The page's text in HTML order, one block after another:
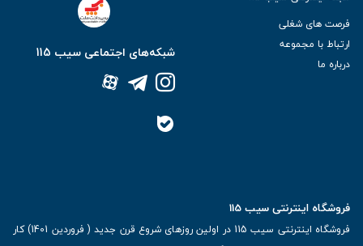
فرصت های شغلی
ارتباط با مجموعه
درباره ما
شبکه‌های اجتماعی سیب 115
فروشگاه اینترنتی سیب 115
فروشگاه اینترنتی سیب 115 در اولین روزهای شروع قرن جدید ( فروردین 1401) کار